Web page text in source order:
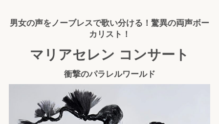
男女の声をノーブレスで歌い分ける！驚異の両声ボー
カリスト！
マリアセレン コンサート
衝撃のパラレルワールド